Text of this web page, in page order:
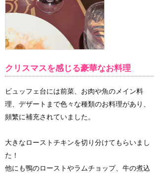
クリスマスを感じる豪華なお料理
ビュッフェ台には前菜、お肉や魚のメイン料
理、デザートまで色々な種類のお料理があり、
頻繁に補充されていました。
大きなローストチキンを切り分けてもらいまし
た！
他にも鴨のローストやラムチョップ、牛の煮込